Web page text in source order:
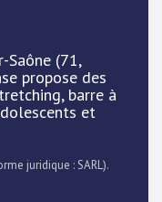
Saône (71,
propose des
barre à
et
juridique : SARL).